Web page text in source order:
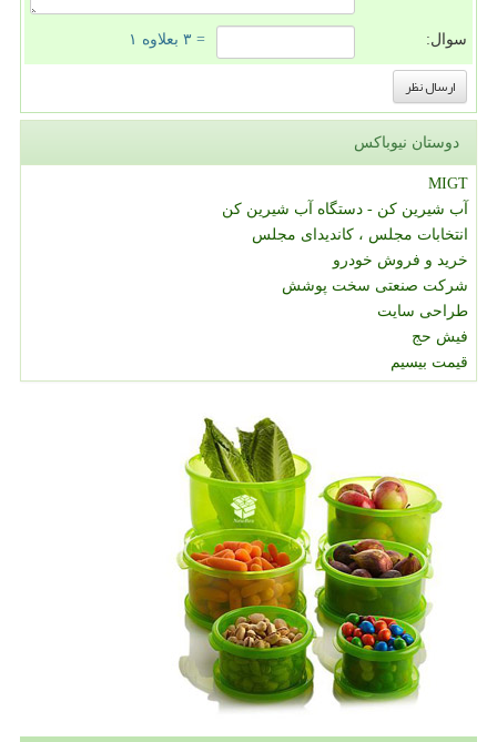
سوال: = ۳ بعلاوه ۱
دوستان نیوباکس
MIGT
آب شیرین کن - دستگاه آب شیرین کن
انتخابات مجلس ، کاندیدای مجلس
خرید و فروش خودرو
شرکت صنعتی سخت پوشش
طراحی سایت
فیش حج
قیمت بیسیم